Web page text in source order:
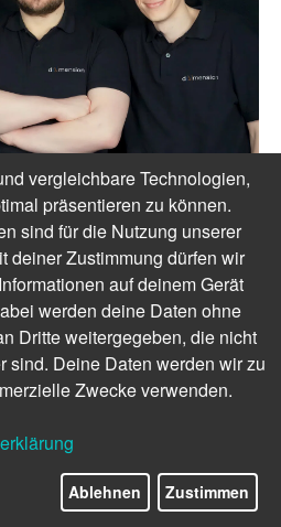
eine Website erstellt hat, der
so schwer – auch ohne große
dachte sich auch das Bremer
die entsprechende Software
auf andere Bereiche
das Unternehmen eine
Firmen ihre eigenen
vergleichbare Technologien,
präsentieren zu können.
sind für die Nutzung unserer
deiner Zustimmung dürfen wir
auf deinem Gerät
werden deine Daten ohne
Dritte weitergegeben, die nicht
sind. Deine Daten werden wir zu
Zwecke verwenden.
Ablehnen Zustimmen